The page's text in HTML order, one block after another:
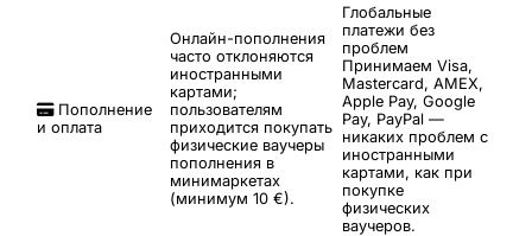
Пополнение
и оплата
Онлайн-пополнения
часто отклоняются
иностранными
картами;
пользователям
приходится покупать
физические ваучеры
пополнения в
минимаркетах
(минимум 10 €).
Глобальные
платежи без
проблем
Принимаем Visa,
Mastercard, AMEX,
Apple Pay, Google
Pay, PayPal —
никаких проблем с
иностранными
картами, как при
покупке
физических
ваучеров.